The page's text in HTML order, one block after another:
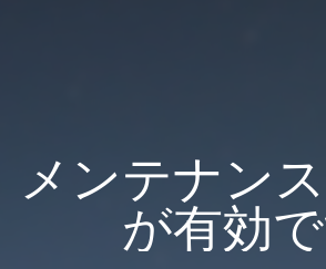
メンテナンス
が有効